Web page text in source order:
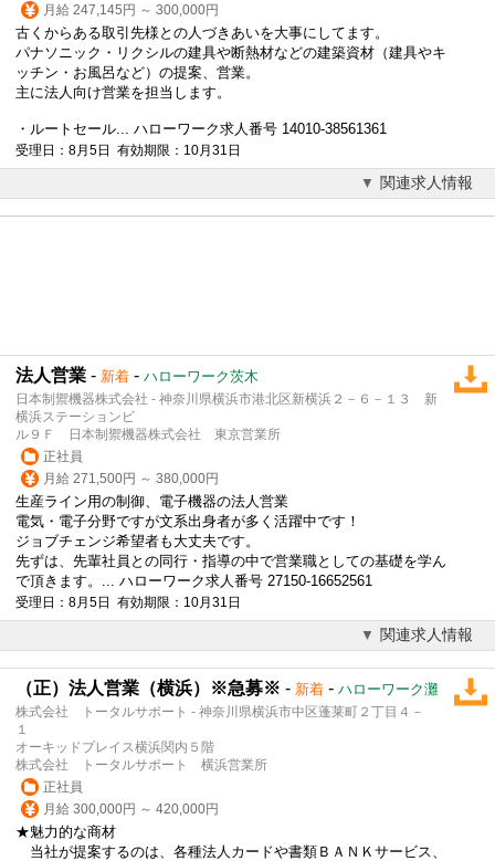
月給 247,145円 ～ 300,000円
古くからある取引先様との人づきあいを大事にしてます。
パナソニック・リクシルの建具や断熱材などの建築資材（建具やキ
ッチン・お風呂など）の提案、営業。
主に法人向け営業を担当します。
・ルートセール... ハローワーク求人番号 14010-38561361
受理日：8月5日 有効期限：10月31日
関連求人情報
法人営業 - 新着 - ハローワーク茨木
日本制禦機器株式会社 - 神奈川県横浜市港北区新横浜２－６－１３ 新
横浜ステーションビ
ル９Ｆ 日本制禦機器株式会社 東京営業所
正社員
月給 271,500円 ～ 380,000円
生産ライン用の制御、電子機器の法人営業
電気・電子分野ですが文系出身者が多く活躍中です！
ジョブチェンジ希望者も大丈夫です。
先ずは、先輩社員との同行・指導の中で営業職としての基礎を学ん
で頂きます。... ハローワーク求人番号 27150-16652561
受理日：8月5日 有効期限：10月31日
関連求人情報
（正）法人営業（横浜）※急募※ - 新着 - ハローワーク灘
株式会社 トータルサポート - 神奈川県横浜市中区蓬莱町２丁目４－
１
オーキッドプレイス横浜関内５階
株式会社 トータルサポート 横浜営業所
正社員
月給 300,000円 ～ 420,000円
★魅力的な商材
当社が提案するのは、各種法人カードや書類ＢＡＮＫサービス、